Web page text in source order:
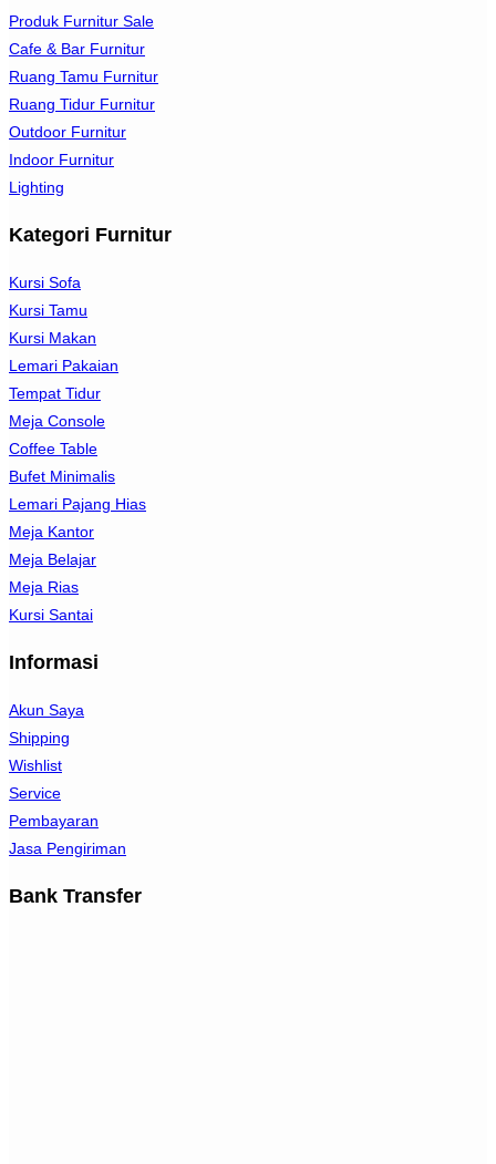
Produk Furnitur Sale
Cafe & Bar Furnitur
Ruang Tamu Furnitur
Ruang Tidur Furnitur
Outdoor Furnitur
Indoor Furnitur
Lighting
Kategori Furnitur
Kursi Sofa
Kursi Tamu
Kursi Makan
Lemari Pakaian
Tempat Tidur
Meja Console
Coffee Table
Bufet Minimalis
Lemari Pajang Hias
Meja Kantor
Meja Belajar
Meja Rias
Kursi Santai
Informasi
Akun Saya
Shipping
Wishlist
Service
Pembayaran
Jasa Pengiriman
Bank Transfer